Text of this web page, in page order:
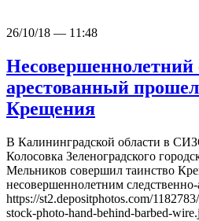
26/10/18 — 11:48
Несовершеннолетний
арестованный
Крещения
В Калининградской области в
Колосовка Зеленоградского
Мельников совершил таинство
несовершеннолетним
https://st2.depositphotos.com/
stock-photo-hand-behind-barbed-